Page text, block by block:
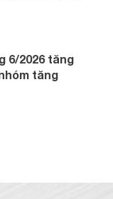
6/2026 tăng
tăng